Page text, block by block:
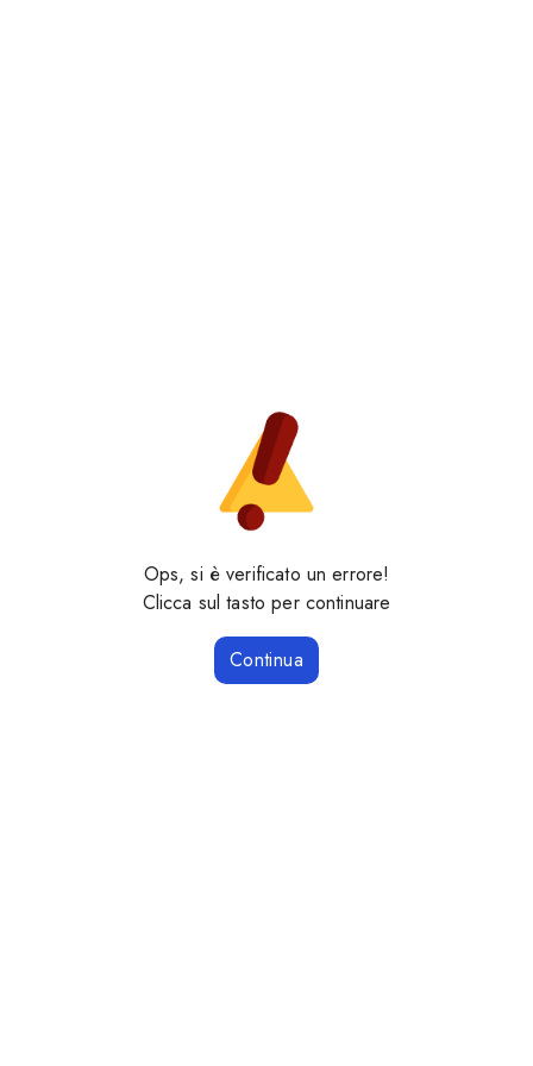
Ops, si è verificato un errore!
Clicca sul tasto per continuare
Continua